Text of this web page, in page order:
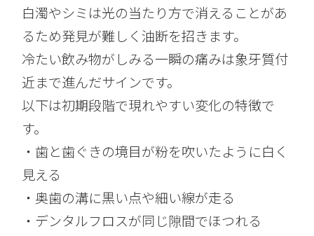
白濁やシミは光の当たり方で消えることがあ
るため発見が難しく油断を招きます。
冷たい飲み物がしみる一瞬の痛みは象牙質付
近まで進んだサインです。
以下は初期段階で現れやすい変化の特徴で
す。
・歯と歯ぐきの境目が粉を吹いたように白く
見える
・奥歯の溝に黒い点や細い線が走る
・デンタルフロスが同じ隙間でほつれる